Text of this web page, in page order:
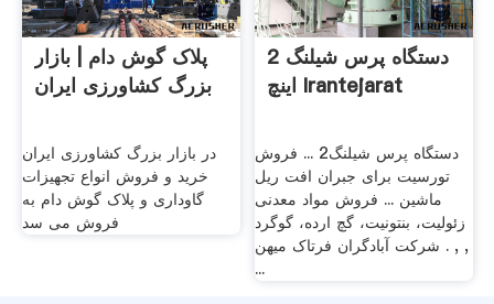
پلاک گوش دام | بازار
بزرگ کشاورزی ایران
در بازار بزرگ کشاورزی ایران
خرید و فروش انواع تجهیزات
گاوداری و پلاک گوش دام به
فروش می سد
دستگاه پرس شیلنگ 2
اینچ Irantejarat
دستگاه پرس شیلنگ2 ... فروش
تورسیت برای جبران افت ریل
ماشین ... فروش مواد معدنی
زئولیت، بنتونیت، گچ ارده، گوگرد
شرکت آبادگران فرتاک میهن . , ,
...